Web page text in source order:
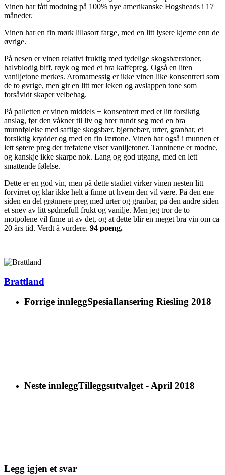
Vinen har fått modning på 100% nye amerikanske Hogsheads i 17
måneder.
Vinen har en fin mørk lillasort farge, med en litt lysere kjerne enn de
øvrige.
På nesen er vinen relativt fruktig med tydelige skogsbærstoner,
halvblodig biff, røyk og med et bra kaffepreg. Også en liten
vaniljetone merkes. Aromamessig er ikke vinen like konsentrert som
de to øvrige, men gir en litt mer leken og avslappen tone som
forsåvidt skaper velbehag.
På palletten er vinen middels + konsentrert med et litt forsiktig
anslag, før den våkner til liv og brer rundt seg med en bra
munnfølelse med saftige skogsbær, bjørnebær, urter, granbar, et
forsiktig krydder og med en fin lærtone. Vinen har også i munnen et
lett søtere preg der trefatene viser vaniljetoner. Tanninene er modne,
og kanskje ikke skarpe nok. Lang og god utgang, med en lett
smattende følelse.
Dette er en god vin, men på dette stadiet virker vinen nesten litt
forvirret og klar ikke helt å finne ut hvem den vil være. På den ene
siden en del grønnere preg med urter og granbar, på den andre siden
et snev av litt sødmefull frukt og vanilje. Men jeg tror de to
motpolene vil finne ut av det, og at dette blir en meget bra vin om ca
20 års tid. Verdt å vurdere. 94 poeng.
Brattland
Forrige innleggSpesiallansering Riesling 2018
Neste innleggTilleggsutvalget - April 2018
Legg igjen et svar